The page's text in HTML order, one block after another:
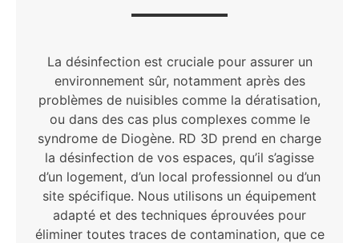
La désinfection est cruciale pour assurer un
environnement sûr, notamment après des
problèmes de nuisibles comme la dératisation,
ou dans des cas plus complexes comme le
syndrome de Diogène. RD 3D prend en charge
la désinfection de vos espaces, qu’il s’agisse
d’un logement, d’un local professionnel ou d’un
site spécifique. Nous utilisons un équipement
adapté et des techniques éprouvées pour
éliminer toutes traces de contamination, que ce